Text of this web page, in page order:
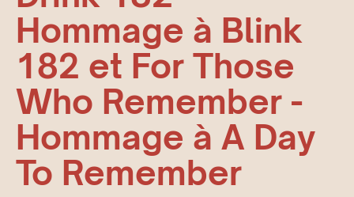
Hommage à Blink
182 et For Those
Who Remember -
Hommage à A Day
To Remember